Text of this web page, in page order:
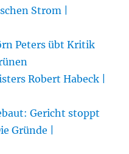
Strom |
Peters übt Kritik
Robert Habeck |
Gericht stoppt
Gründe |